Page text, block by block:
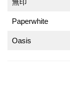
無印
Paperwhite
Oasis